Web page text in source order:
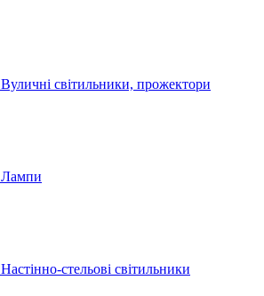
Вуличні світильники, прожектори
Лампи
Настінно-стельові світильники